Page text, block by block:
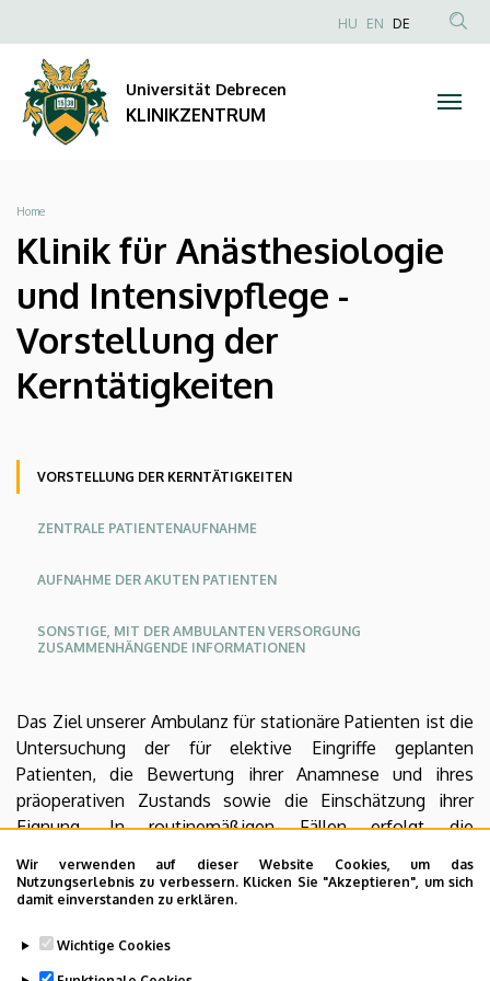
Wir verwenden auf dieser Website Cookies, um das
Nutzungserlebnis zu verbessern. Klicken Sie "Akzeptieren", um sich
damit einverstanden zu erklären.
Wichtige Cookies
für
Anästhesiologie
und
Intensivpflege
Vorstellung
der
Kerntätigkeiten
KLINIKZENTRUM
zum
Inhalt
Anonim
HU EN DE
Universität Debrecen
KLINIKZENTRUM
Breadcrumb
Home
Klinik für Anästhesiologie
und Intensivpflege -
Vorstellung der
Kerntätigkeiten
Oldalmenü
Oldalmenü
Angol
Oldalmenü
Német
VORSTELLUNG DER KERNTÄTIGKEITEN
ZENTRALE PATIENTENAUFNAHME
AUFNAHME DER AKUTEN PATIENTEN
SONSTIGE, MIT DER AMBULANTEN VERSORGUNG
ZUSAMMENHÄNGENDE INFORMATIONEN
Das Ziel unserer Ambulanz für stationäre Patienten ist die
Untersuchung der für elektive Eingriffe geplanten
Patienten, die Bewertung ihrer Anamnese und ihres
präoperativen Zustands sowie die Einschätzung ihrer
Eignung. In routinemäßigen Fällen erfolgt die
des operativen Eingriffs damit, falls zur
Patientensicherheit zusätzliche diagnostische Test(s)
und/oder Therapie(n) benötigt wird/werden, können sie
rechtzeitig gemacht werden, beziehungsweise aufgrund